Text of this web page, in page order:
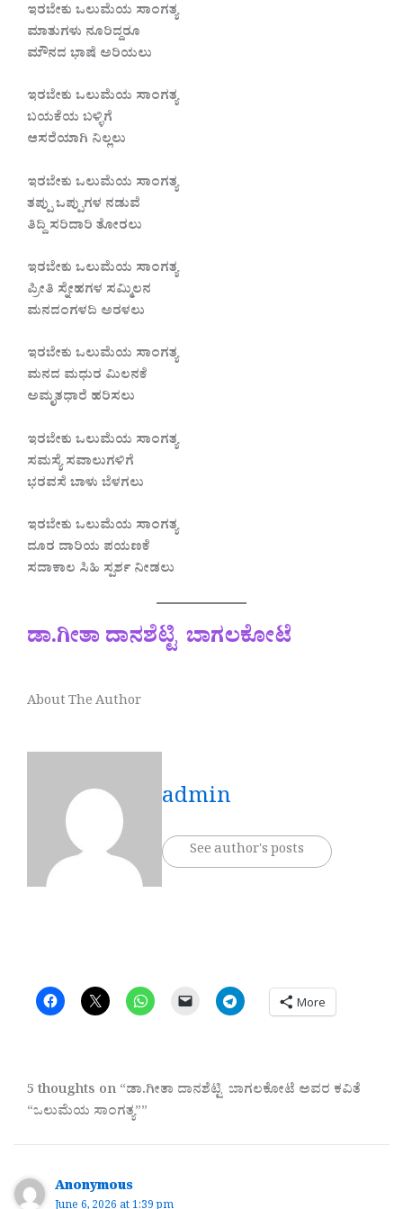
ಇರಬೇಕು ಒಲುಮೆಯ ಸಾಂಗತ್ಯ
ಮಾತುಗಳು ನೂರಿದ್ದರೂ
ಮೌನದ ಭಾಷೆ ಅರಿಯಲು
ಇರಬೇಕು ಒಲುಮೆಯ ಸಾಂಗತ್ಯ
ಬಯಕೆಯ ಬಳ್ಳಿಗೆ
ಆಸರೆಯಾಗಿ ನಿಲ್ಲಲು
ಇರಬೇಕು ಒಲುಮೆಯ ಸಾಂಗತ್ಯ
ತಪ್ಪು ಒಪ್ಪುಗಳ ನಡುವೆ
ತಿದ್ದಿ ಸರಿದಾರಿ ತೋರಲು
ಇರಬೇಕು ಒಲುಮೆಯ ಸಾಂಗತ್ಯ
ಪ್ರೀತಿ ಸ್ನೇಹಗಳ ಸಮ್ಮಿಲನ
ಮನದಂಗಳದಿ ಅರಳಲು
ಇರಬೇಕು ಒಲುಮೆಯ ಸಾಂಗತ್ಯ
ಮನದ ಮಧುರ ಮಿಲನಕೆ
ಅಮೃತಧಾರೆ ಹರಿಸಲು
ಇರಬೇಕು ಒಲುಮೆಯ ಸಾಂಗತ್ಯ
ಸಮಸ್ಯೆ ಸವಾಲುಗಳಿಗೆ
ಭರವಸೆ ಬಾಳು ಬೆಳಗಲು
ಇರಬೇಕು ಒಲುಮೆಯ ಸಾಂಗತ್ಯ
ದೂರ ದಾರಿಯ ಪಯಣಕೆ
ಸದಾಕಾಲ ಸಿಹಿ ಸ್ಪರ್ಶ ನೀಡಲು
ಡಾ.ಗೀತಾ ದಾನಶೆಟ್ಟಿ ಬಾಗಲಕೋಟೆ
About The Author
admin
See author's posts
More
5 thoughts on “ಡಾ.ಗೀತಾ ದಾನಶೆಟ್ಟಿ ಬಾಗಲಕೋಟೆ ಅವರ ಕವಿತೆ
“ಒಲುಮೆಯ ಸಾಂಗತ್ಯ””
Anonymous